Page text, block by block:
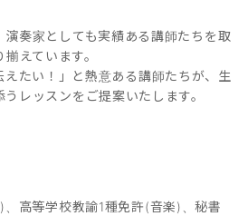
演奏家としても実績ある講師たちを取
揃えています。
えたい！」と熱意ある講師たちが、生
レッスンをご提案いたします。
高等学校教諭1種免許(音楽)、秘書